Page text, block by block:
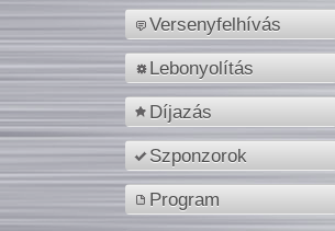
Versenyfelhívás
Lebonyolítás
Díjazás
Szponzorok
Program